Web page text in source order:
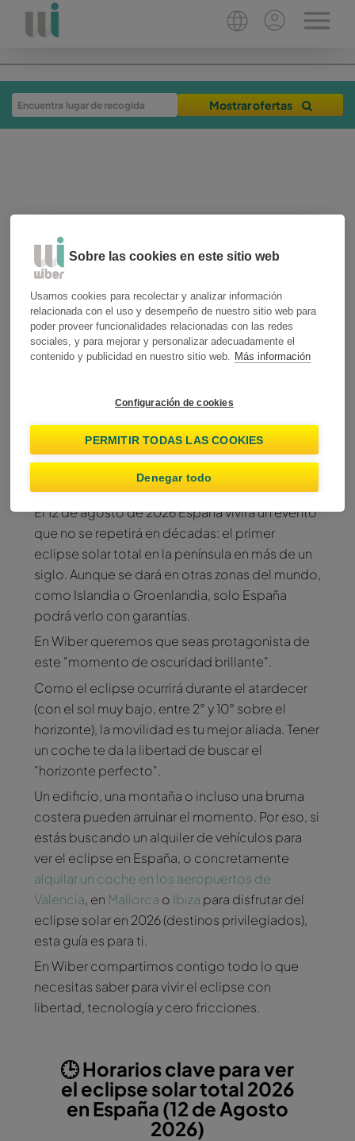
Mostrar ofertas
experiencias de viaje
Guía Wiber: el eclipse
tu coche de alquiler
Wiber Rent A Car
El 12 de agosto de 2026 España vivirá un evento
que no se repetirá en décadas: el primer
eclipse solar total en la península en más de un
siglo. Aunque se dará en otras zonas del mundo,
como Islandia o Groenlandia, solo España
podrá verlo con garantías.
En Wiber queremos que seas protagonista de
este "momento de oscuridad brillante".
Como el eclipse ocurrirá durante el atardecer
(con el sol muy bajo, entre 2° y 10° sobre el
horizonte), la movilidad es tu mejor aliada. Tener
un coche te da la libertad de buscar el
"horizonte perfecto".
Un edificio, una montaña o incluso una bruma
costera pueden arruinar el momento. Por eso, si
estás buscando un alquiler de vehículos para
ver el eclipse en España, o concretamente
alquilar un coche en los aeropuertos de
Valencia, en Mallorca o Ibiza para disfrutar del
eclipse solar en 2026 (destinos privilegiados),
esta guía es para ti.
En Wiber compartimos contigo todo lo que
necesitas saber para vivir el eclipse con
libertad, tecnología y cero fricciones.
🕒 Horarios clave para ver
el eclipse solar total 2026
en España (12 de Agosto
2026)
Sobre las cookies en este sitio web
Usamos cookies para recolectar y analizar información
relacionada con el uso y desempeño de nuestro sitio web para
poder proveer funcionalidades relacionadas con las redes
sociales, y para mejorar y personalizar adecuadamente el
contenido y publicidad en nuestro sitio web. Más información
Configuración de cookies
PERMITIR TODAS LAS COOKIES
Denegar todo